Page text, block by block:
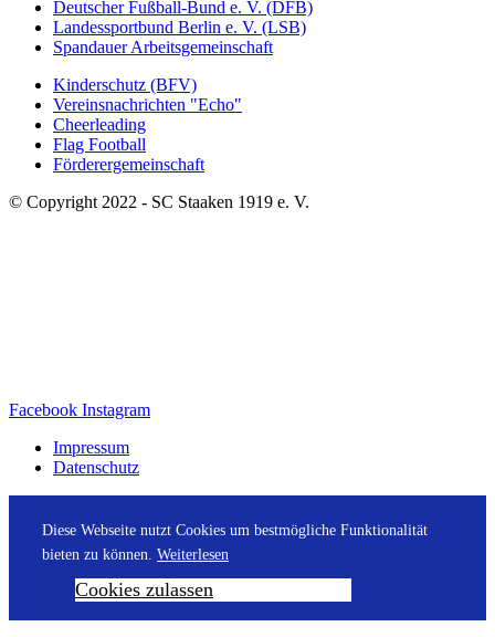
Deutscher Fußball-Bund e. V. (DFB)
Landessportbund Berlin e. V. (LSB)
Spandauer Arbeitsgemeinschaft
Kinderschutz (BFV)
Vereinsnachrichten "Echo"
Cheerleading
Flag Football
Förderergemeinschaft
© Copyright 2022 - SC Staaken 1919 e. V.
Facebook Instagram
Impressum
Datenschutz
Diese Webseite nutzt Cookies um bestmögliche Funktionalität
bieten zu können. Weiterlesen
Cookies zulassen